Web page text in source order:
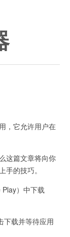
，它允许用户在
这篇文章将向你
的技巧。
）中下载
载并等待应用